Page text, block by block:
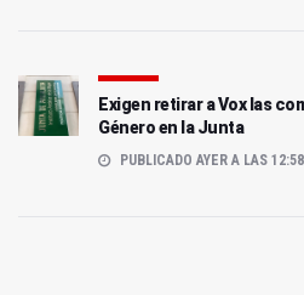
Exigen retirar a Vox las
Género en la Junta
PUBLICADO AYER A LAS 12:58